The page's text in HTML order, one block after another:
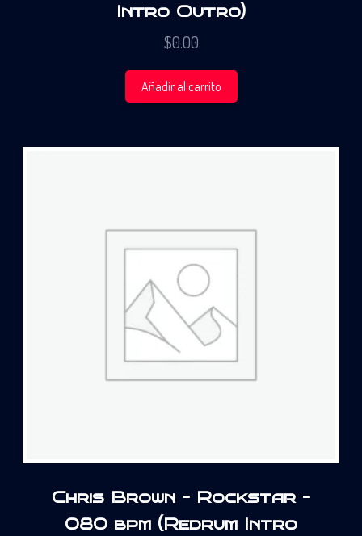
Intro Outro)
$0.00
Añadir al carrito
Chris Brown – Rockstar –
080 bpm (Redrum Intro